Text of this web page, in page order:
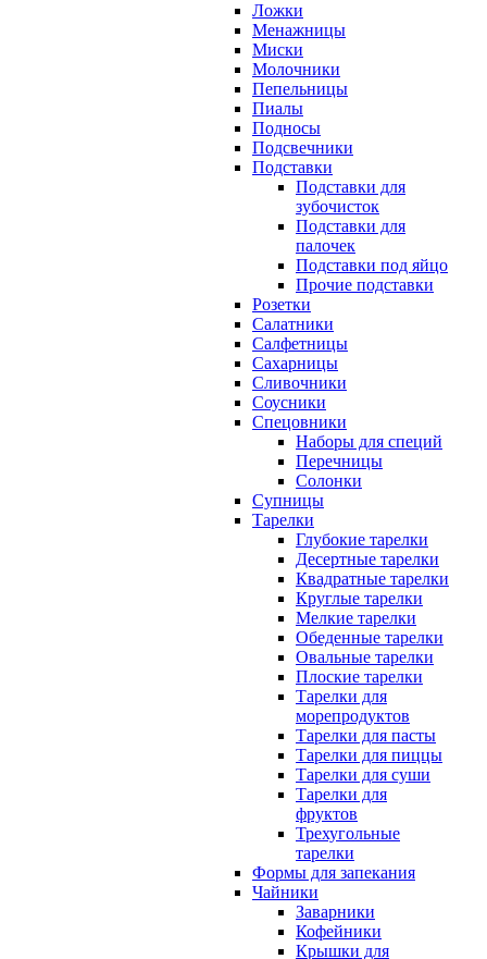
Ложки
Менажницы
Миски
Молочники
Пепельницы
Пиалы
Подносы
Подсвечники
Подставки
Подставки для
зубочисток
Подставки для
палочек
Подставки под яйцо
Прочие подставки
Розетки
Салатники
Салфетницы
Сахарницы
Сливочники
Соусники
Спецовники
Наборы для специй
Перечницы
Солонки
Супницы
Тарелки
Глубокие тарелки
Десертные тарелки
Квадратные тарелки
Круглые тарелки
Мелкие тарелки
Обеденные тарелки
Овальные тарелки
Плоские тарелки
Тарелки для
морепродуктов
Тарелки для пасты
Тарелки для пиццы
Тарелки для суши
Тарелки для
фруктов
Трехугольные
тарелки
Формы для запекания
Чайники
Заварники
Кофейники
Крышки для